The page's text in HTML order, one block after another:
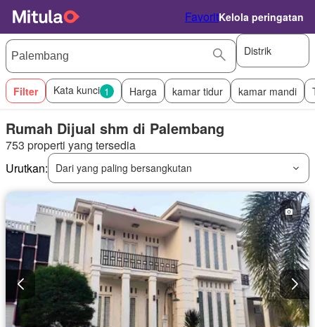
FavoritKelola peringatan
Distrik
Filter Kata kunci 1 Harga kamar tidur kamar mandi
Rumah Dijual shm di Palembang
753 properti yang tersedia
Urutkan:
Dari yang paling bersangkutan